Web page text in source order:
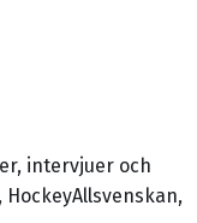
intervjuer och